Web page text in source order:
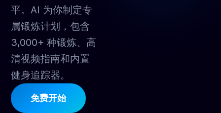
平。AI 为你制定专
属锻炼计划，包含
3,000+ 种锻炼、高
清视频指南和内置
健身追踪器。
免费开始